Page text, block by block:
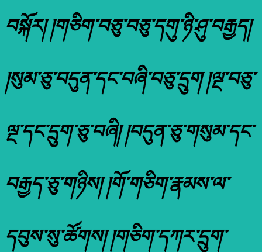
བསྐོར། །གཅིག་བཅུ་བཅུ་དགུ་ཉི་ཤུ་བརྒྱད།
།སུམ་ཅུ་བདུན་དང་བཞི་བཅུ་དྲུག །ལྔ་བཅུ་
ལྔ་དང་དྲུག་ཅུ་བཞི། །བདུན་ཅུ་གསུམ་དང་
བརྒྱད་ཅུ་གཉིས། །གོ་གཅིག་རྣམས་ལ་
དབུས་སུ་ཚོགས། །གཅིག་དཀར་དྲུག་